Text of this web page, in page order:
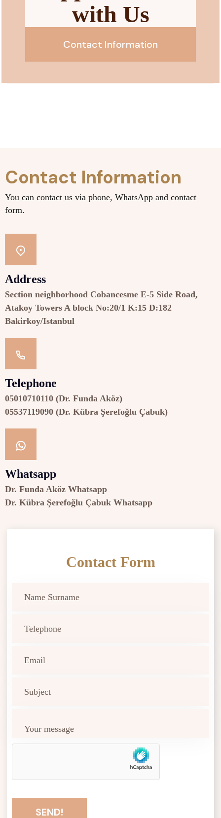
with Us
Contact Information
Contact Information
You can contact us via phone, WhatsApp and contact
form.
Address
Section neighborhood Cobancesme E-5 Side Road,
Atakoy Towers A block No:20/1 K:15 D:182
Bakirkoy/Istanbul
Telephone
05010710110 (Dr. Funda Aköz)
05537119090 (Dr. Kübra Şerefoğlu Çabuk)
Whatsapp
Dr. Funda Aköz Whatsapp
Dr. Kübra Şerefoğlu Çabuk Whatsapp
Contact Form
SEND!